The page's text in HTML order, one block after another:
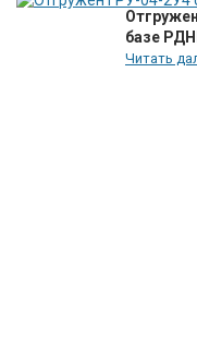
базе
Читать